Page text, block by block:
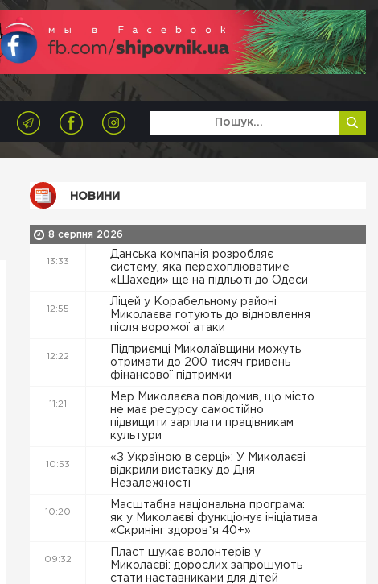
НОВИНИ
8 серпня 2026
13:33
Данська компанія розробляє
систему, яка перехоплюватиме
«Шахеди» ще на підльоті до Одеси
12:55
Ліцей у Корабельному районі
Миколаєва готують до відновлення
після ворожої атаки
12:22
Підприємці Миколаївщини можуть
отримати до 200 тисяч гривень
фінансової підтримки
11:21
Мер Миколаєва повідомив, що місто
не має ресурсу самостійно
підвищити зарплати працівникам
культури
10:53
«З Україною в серці»: У Миколаєві
відкрили виставку до Дня
Незалежності
10:20
Масштабна національна програма:
як у Миколаєві функціонує ініціатива
«Скринінг здоровʼя 40+»
09:32
Пласт шукає волонтерів у
Миколаєві: дорослих запрошують
стати наставниками для дітей